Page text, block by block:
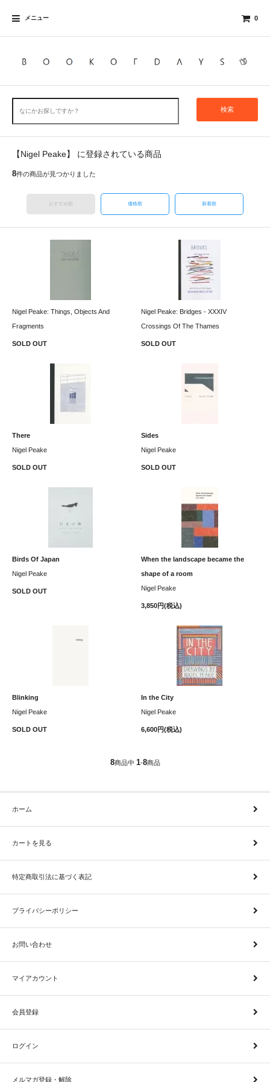
メニュー 0
検索
【Nigel Peake】 に登録されている商品
8件の商品が見つかりました
おすすめ順 価格順 新着順
Nigel Peake: Things, Objects And
Fragments
SOLD OUT
Nigel Peake: Bridges - XXXIV
Crossings Of The Thames
SOLD OUT
There
Nigel Peake
SOLD OUT
Sides
Nigel Peake
SOLD OUT
Birds Of Japan
Nigel Peake
SOLD OUT
When the landscape became the
shape of a room
Nigel Peake
3,850円(税込)
Blinking
Nigel Peake
SOLD OUT
In the City
Nigel Peake
6,600円(税込)
8商品中 1-8商品
ホーム
カートを見る
特定商取引法に基づく表記
プライバシーポリシー
お問い合わせ
マイアカウント
会員登録
ログイン
メルマガ登録・解除